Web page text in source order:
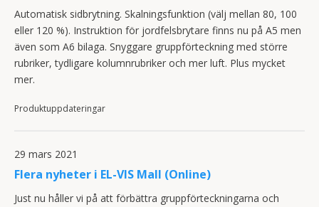
Automatisk sidbrytning. Skalningsfunktion (välj mellan 80, 100
eller 120 %). Instruktion för jordfelsbrytare finns nu på A5 men
även som A6 bilaga. Snyggare gruppförteckning med större
rubriker, tydligare kolumnrubriker och mer luft. Plus mycket
mer.
Produktuppdateringar
29 mars 2021
Flera nyheter i EL-VIS Mall (Online)
Just nu håller vi på att förbättra gruppförteckningarna och